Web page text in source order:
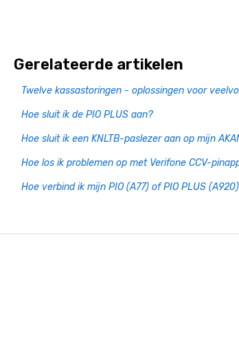
Gerelateerde artikelen
Twelve kassastoringen - oplossingen voor
Hoe sluit ik de PIO PLUS aan?
Hoe sluit ik een KNLTB-paslezer aan op mijn
Hoe los ik problemen op met Verifone CCV-
Hoe verbind ik mijn PIO (A77) of PIO PLUS